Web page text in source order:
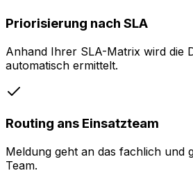
Priorisierung nach SLA
Anhand Ihrer SLA-Matrix wird die
automatisch ermittelt.
Routing ans Einsatzteam
Meldung geht an das fachlich und
Team.